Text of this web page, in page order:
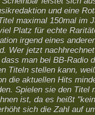
und eine
maximal 150mal im
Platz für echte
irgend eines
Wer jetzt
man bei BB-Radio
Titeln stellen kann,
die aktuellen Hits
Spielen sie den Titel
ist, da es heißt
sich die Zahl auf